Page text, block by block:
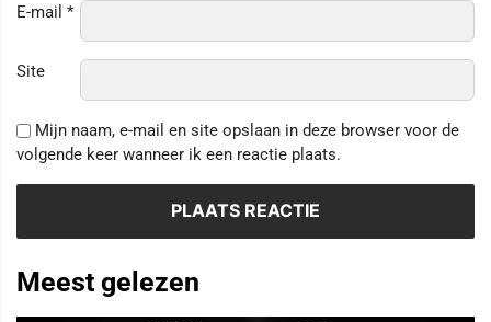
E-mail *
Site
Mijn naam, e-mail en site opslaan in deze browser voor de
volgende keer wanneer ik een reactie plaats.
Meest gelezen